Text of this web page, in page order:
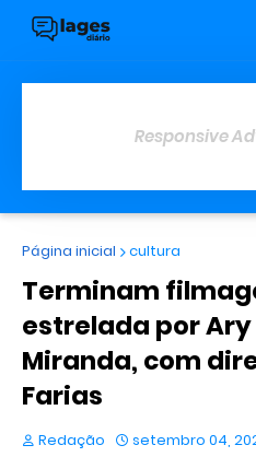
Responsive
Página inicial cultura
Terminam
estrelada por Ary
Miranda, com
Farias
Redação setembro 04,